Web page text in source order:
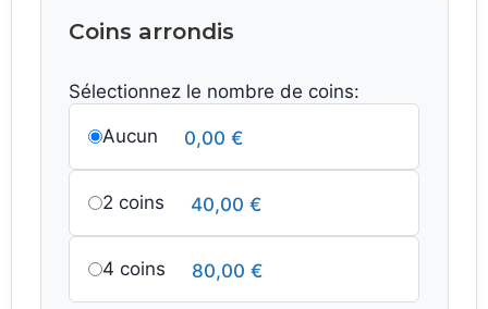
Coins arrondis
Sélectionnez le nombre de coins:
Aucun 0,00 €
2 coins 40,00 €
4 coins 80,00 €